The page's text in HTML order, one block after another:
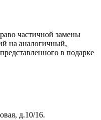
частичной замены
на аналогичный,
в подарке
д.10/16.